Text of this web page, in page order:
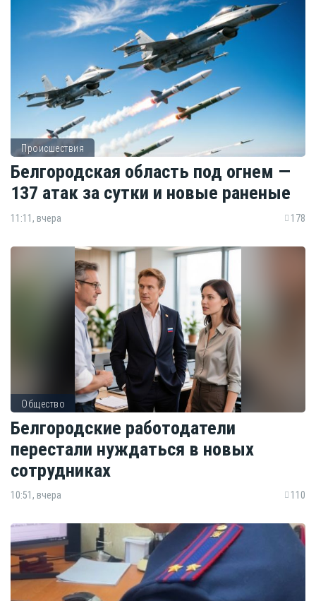
Происшествия
Белгородская область под огнем —
137 атак за сутки и новые раненые
11:11, вчера 178
Общество
Белгородские работодатели
перестали нуждаться в новых
сотрудниках
10:51, вчера 110